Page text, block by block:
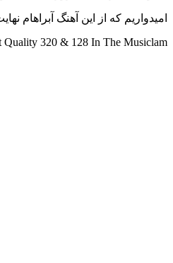
امیدواریم که از این آهنگ آبراهام
320 & 128 In The Musiclam